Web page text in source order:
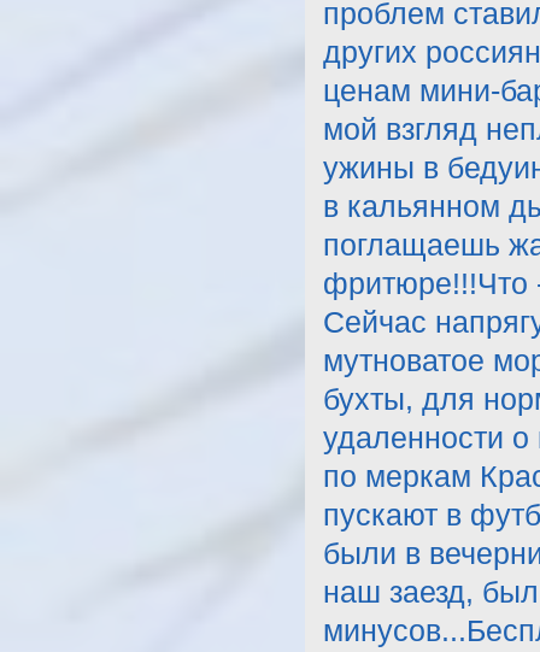
проблем
других
ценам мини-
мой взгляд
ужины в
в кальянном
поглащаешь
фритюре!!!Что
Сейчас
мутноватое
бухты, для
удаленности
по меркам
пускают в
были в
наш заезд,